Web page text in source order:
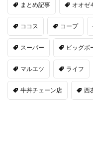
まとめ記事 オオゼ
ココス コープ
スーパー ビッグボ
マルエツ ライフ
牛丼チェーン店 西